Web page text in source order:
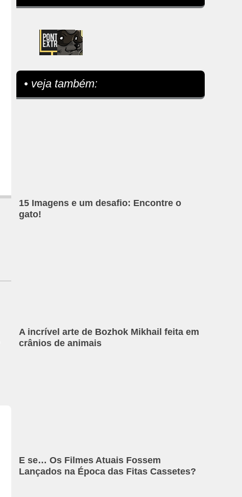
• veja também:
15 Imagens e um desafio: Encontre o
gato!
A incrível arte de Bozhok Mikhail feita em
crânios de animais
E se… Os Filmes Atuais Fossem
Lançados na Época das Fitas Cassetes?